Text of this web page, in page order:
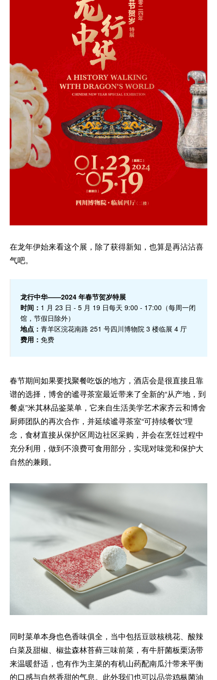
在龙年伊始来看这个展，除了获得新知，也算是再沾沾喜
气吧。
龙行中华——2024 年春节贺岁特展
时间： 1 月 23 日 - 5 月 19 日每天 9:00 - 17:00（每周一闭
馆，节假日除外）
地点： 青羊区浣花南路 251 号四川博物院 3 楼临展 4 厅
费用： 免费
春节期间如果要找聚餐吃饭的地方，酒店会是很直接且靠
谱的选择，博舍的谧寻茶室最近带来了全新的“从产地，到
餐桌”米其林品鉴菜单，它来自生活美学艺术家齐云和博舍
厨师团队的再次合作，并延续谧寻茶室“可持续餐饮”理
念，食材直接从保护区周边社区采购，并会在烹饪过程中
充分利用，做到不浪费可食用部分，实现对味觉和保护大
自然的兼顾。
同时菜单本身也色香味俱全，当中包括豆豉核桃花、酸辣
白菜及甜椒、椒盐森林苔藓三味前菜，有牛肝菌板栗汤带
来温暖舒适，也有作为主菜的有机山药配南瓜汁带来平衡
的口感与自然香甜的气息。此外我们也可以品尝鸡枞菌油